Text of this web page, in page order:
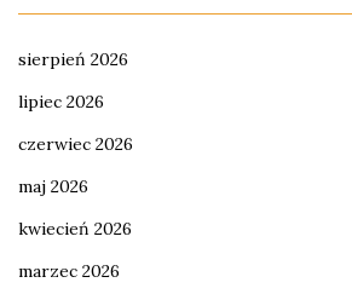
sierpień 2026
lipiec 2026
czerwiec 2026
maj 2026
kwiecień 2026
marzec 2026